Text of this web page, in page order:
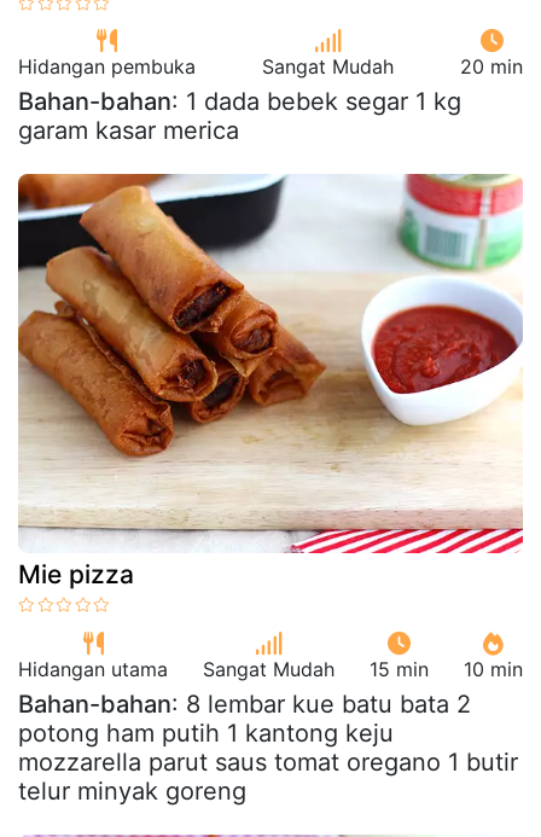
Hidangan pembuka Sangat Mudah 20 min
Bahan-bahan: 1 dada bebek segar 1 kg
garam kasar merica
Mie pizza
Hidangan utama Sangat Mudah 15 min 10 min
Bahan-bahan: 8 lembar kue batu bata 2
potong ham putih 1 kantong keju
mozzarella parut saus tomat oregano 1 butir
telur minyak goreng